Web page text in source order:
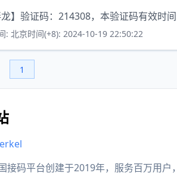
龙】验证码：214308，本验证码有效时
: 北京时间(+8): 2024-10-19 22:50:22
1
码平台创建于2019年，服务百万用户